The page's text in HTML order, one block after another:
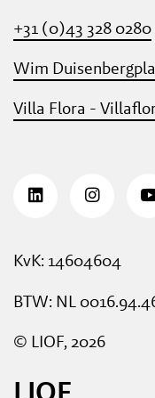
+31 (0)43 328 0280
Wim
Villa Flora -
KvK: 14604604
BTW: NL
© LIOF, 2026